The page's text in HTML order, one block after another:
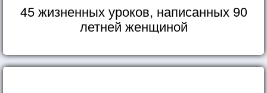
45 жизненных уроков, написанных 90
летней женщиной